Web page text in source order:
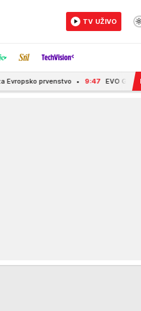
TV UŽIVO
9:47 EVO GA KONAČNO